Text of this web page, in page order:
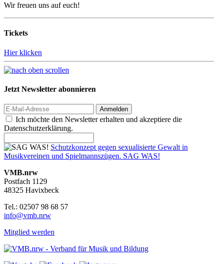
Wir freuen uns auf euch!
Tickets
Hier klicken
Jetzt Newsletter abonnieren
Anmelden
Ich möchte den Newsletter erhalten und akzeptiere die
Datenschutzerklärung.
Schutzkonzept gegen sexualisierte Gewalt in
Musikvereinen und Spielmannszügen. SAG WAS!
VMB.nrw
Postfach 1129
48325 Havixbeck
Tel.: 02507 98 68 57
info@vmb.nrw
Mitglied werden